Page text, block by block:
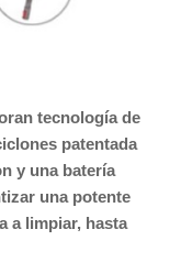
tecnología de
patentada
y una batería
una potente
a limpiar, hasta